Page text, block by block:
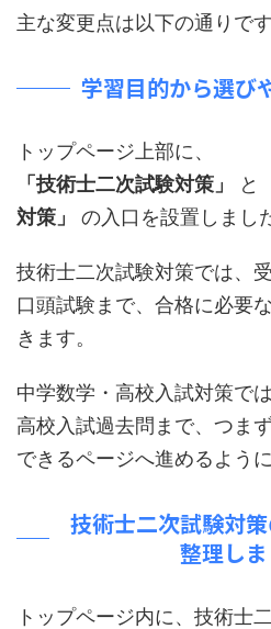
主な変更点は以下の通りです
学習目的から選び
トップページ上部に、
「技術士二次試験対策」
と
対策」
の入口を設置しまし
技術士二次試験対策では、
口頭試験まで、合格に必要
きます。
中学数学・高校入試対策で
高校入試過去問まで、つま
できるページへ進めるよう
技術士二次試験対
整理し
トップページ内に、技術士